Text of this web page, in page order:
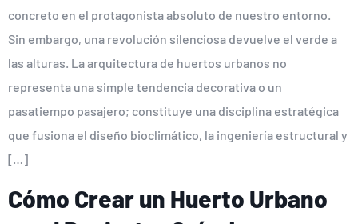
concreto en el protagonista absoluto de nuestro entorno.
Sin embargo, una revolución silenciosa devuelve el verde a
las alturas. La arquitectura de huertos urbanos no
representa una simple tendencia decorativa o un
pasatiempo pasajero; constituye una disciplina estratégica
que fusiona el diseño bioclimático, la ingeniería estructural y
[…]
Cómo Crear un Huerto Urbano